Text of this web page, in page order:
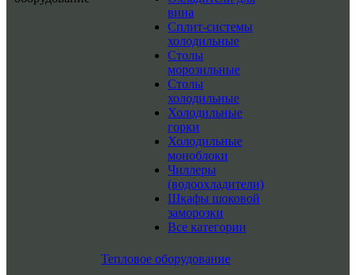
вина
Сплит-системы
холодильные
Столы
морозильные
Столы
холодильные
Холодильные
горки
Холодильные
моноблоки
Чиллеры
(водоохладители)
Шкафы шоковой
заморозки
Все категории
Тепловое оборудование